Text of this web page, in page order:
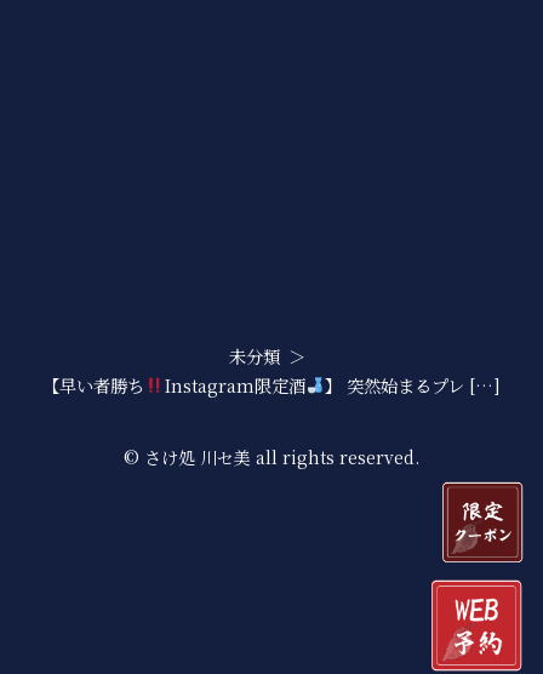
未分類
【早い者勝ち
Instagram限定酒 】 突然始まるプレ […]
© さけ処 川セ美 all rights reserved.